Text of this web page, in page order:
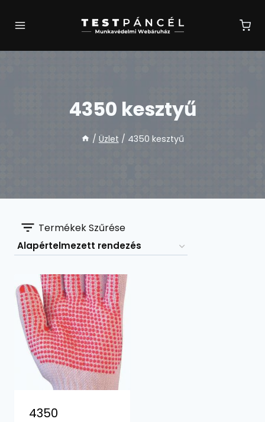
4350 kesztyű
/ Üzlet / 4350 kesztyű
Termékek Szűrése
4350